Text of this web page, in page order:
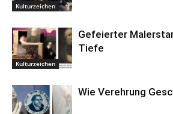
Kulturzeichen
Kulturzeichen
Gefeierter
Tiefe
Wie Verehrung